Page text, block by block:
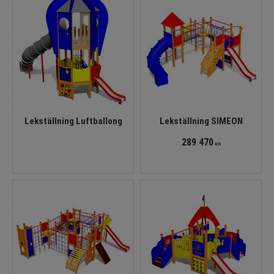
Lekställning Luftballong Lekställning SIMEON
289 470KR